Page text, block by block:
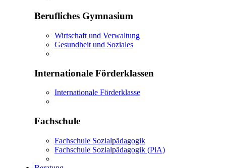
Berufliches Gymnasium
Wirtschaft und Verwaltung
Gesundheit und Soziales
Internationale Förderklassen
Internationale Förderklasse
Fachschule
Fachschule Sozialpädagogik
Fachschule Sozialpädagogik (PiA)